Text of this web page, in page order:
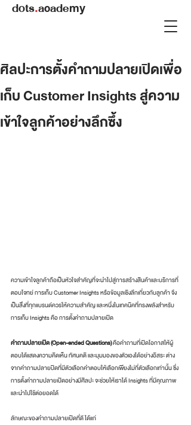
dots.academy
ศิลปะการตั้งคำถามปลายเปิดเพื่อ
เก็บ Customer Insights สู่ความ
เข้าใจลูกค้าอย่างลึกซึ้ง
ความเข้าใจลูกค้าถือเป็นหัวใจสำคัญที่จะนำไปสู่การสร้างสินค้าและบริการที่
ตอบโจทย์ การเก็บ Customer Insights หรือข้อมูลเชิงลึกเกี่ยวกับลูกค้า จึง
เป็นสิ่งที่ทุกแบรนด์ควรให้ความสำคัญ และหนึ่งในเทคนิคที่ทรงพลังสำหรับ
การเก็บ Insights คือ การตั้งคำถามปลายเปิด
คำถามปลายเปิด (Open-ended Questions) คือคำถามที่เปิดโอกาสให้ผู้
ตอบได้แสดงความคิดเห็น ทัศนคติ และมุมมองของตัวเองได้อย่างอิสระ ต่าง
จากคำถามปลายปิดที่มีตัวเลือกคำตอบให้เลือกเพียงไม่กี่ตัวเลือกเท่านั้น ซึ่ง
การตั้งคำถามปลายเปิดอย่างมีศิลปะ จะช่วยให้เราได้ Insights ที่มีคุณภาพ
และนำไปใช้ต่อยอดได้
ลักษณะของคำถามปลายเปิดที่ดี ได้แก่